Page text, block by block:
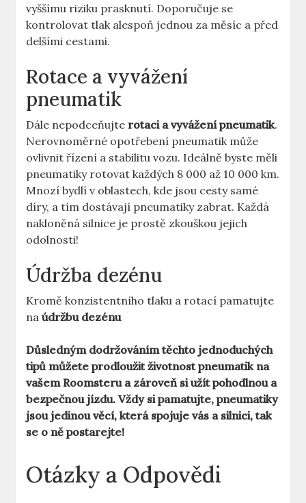
vyššímu riziku prasknutí. Doporučuje se
kontrolovat tlak alespoň jednou za měsíc a před
delšími cestami.
Rotace a vyvážení
pneumatik
Dále nepodceňujte rotaci a vyvážení pneumatik.
Nerovnoměrné opotřebení pneumatik může
ovlivnit řízení a stabilitu vozu. Ideálně byste měli
pneumatiky rotovat každých 8 000 až 10 000 km.
Mnozí bydlí v oblastech, kde jsou cesty samé
díry, a tím dostávají pneumatiky zabrat. Každá
nakloněná silnice je prostě zkouškou jejich
odolnosti!
Údržba dezénu
Kromě konzistentního tlaku a rotací pamatujte
naúdržbu dezénu
Důsledným dodržováním těchto jednoduchých
tipů můžete prodloužit životnost pneumatik na
vašem Roomsteru a zároveň si užít pohodlnou a
bezpečnou jízdu. Vždy si pamatujte, pneumatiky
jsou jedinou věcí, která spojuje vás a silnici, tak
se o ně postarejte!
Otázky a Odpovědi